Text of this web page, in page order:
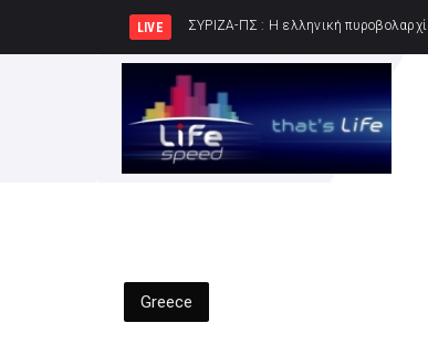
LIVE Στοχευμένη αστυνομική
Greece